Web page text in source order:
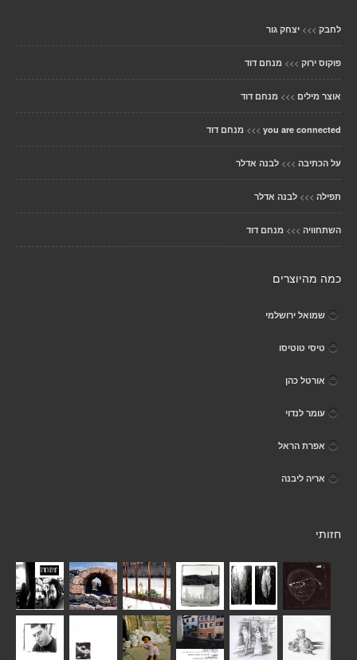
לחבק >>> יצחק גור
פוקוס ירוק >>> מנחם דוד
אוצר מילים >>> מנחם דוד
you are connected
>>> מנחם דוד
על הכתיבה >>> לבנה אדלר
תפילה >>> לבנה אדלר
השתחוויה >>> מנחם דוד
כמה מהיוצרים
שמואל ירושלמי
טיסי טוטיסו
אורטל כהן
עומר לנדוי
אפרת הראל
אריה ליבנה
חזותי